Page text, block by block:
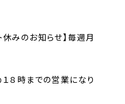
休みのお知らせ】毎週月
８時までの営業になり